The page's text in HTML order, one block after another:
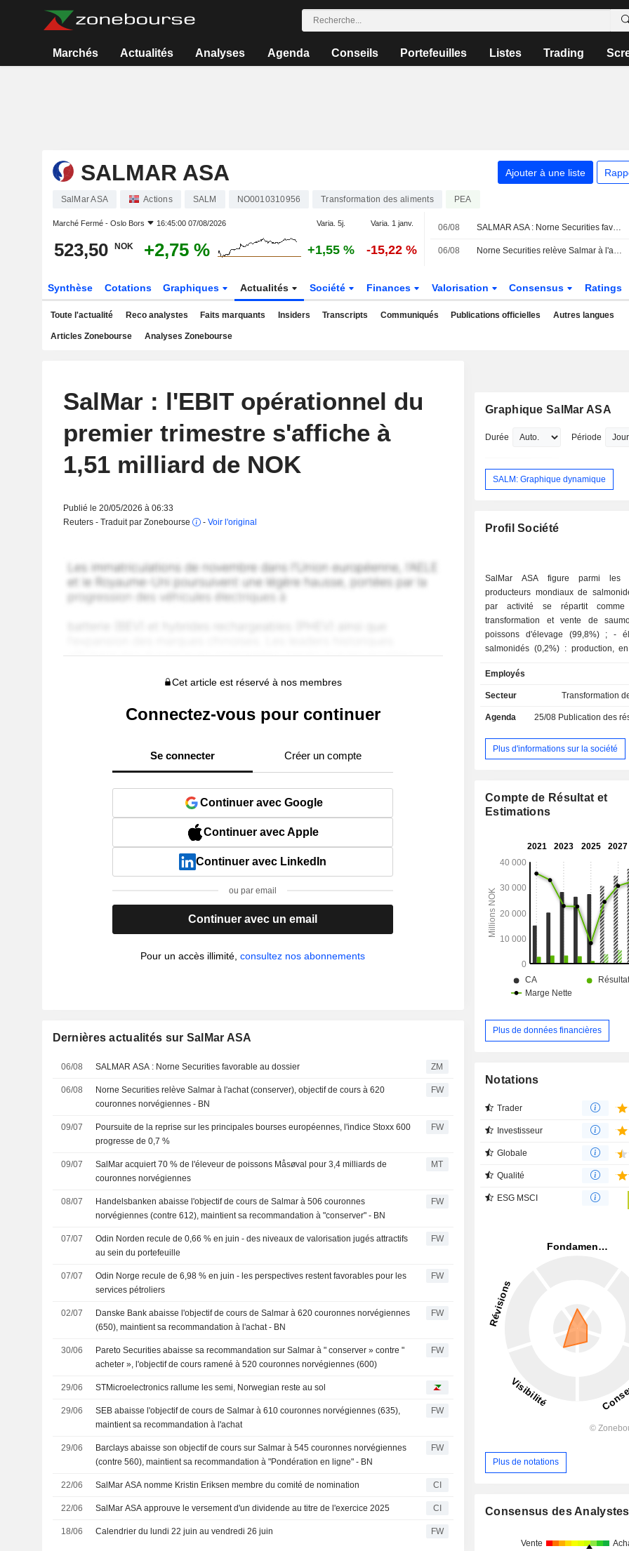
Marchés Actualités Analyses Agenda Conseils Portefeuilles Listes Trading
SALMAR ASA Ajouter à une liste
SalMar ASA Actions SALM NO0010310956 Transformation des aliments PEA
Marché Fermé - Oslo Bors 16:45:00 07/08/2026 Varia. 5j. Varia. 1 janv.
523,50 NOK +2,75 % +1,55 % -15,22 %
06/08 SALMAR ASA : Norne Securities favorable au dossier
06/08 Norne Securities relève Salmar à l'achat (conserver), objectif de cours à 620 couronnes norvégiennes - BN
Synthèse Cotations Graphiques Actualités Société Finances Valorisation Consensus Ratings
Toute l'actualité Reco analystes Faits marquants Insiders Transcripts Communiqués Publications officielles Autres langues
Articles Zonebourse Analyses Zonebourse
SalMar : l'EBIT opérationnel du
premier trimestre s'affiche à
1,51 milliard de NOK
Publié le 20/05/2026 à 06:33
Reuters - Traduit par Zonebourse
- Voir l'original
Cet article est réservé à nos membres
Connectez-vous pour continuer
Se connecter Créer un compte
Continuer avec Google
Continuer avec Apple
Continuer avec LinkedIn
ou par email
Continuer avec un email
Pour un accès illimité,consultez nos abonnements
Dernières actualités sur SalMar ASA
06/08 SALMAR ASA : Norne Securities favorable au dossier ZM
06/08
Norne Securities relève Salmar à l'achat (conserver), objectif de cours à 620
couronnes norvégiennes - BN
FW
09/07
Poursuite de la reprise sur les principales bourses européennes, l'indice Stoxx 600
progresse de 0,7 %
FW
09/07
SalMar acquiert 70 % de l'éleveur de poissons Måsøval pour 3,4 milliards de
couronnes norvégiennes
MT
08/07
Handelsbanken abaisse l'objectif de cours de Salmar à 506 couronnes
norvégiennes (contre 612), maintient sa recommandation à "conserver" - BN
FW
07/07
Odin Norden recule de 0,66 % en juin - des niveaux de valorisation jugés attractifs
au sein du portefeuille
FW
07/07
Odin Norge recule de 6,98 % en juin - les perspectives restent favorables pour les
services pétroliers
FW
02/07
Danske Bank abaisse l'objectif de cours de Salmar à 620 couronnes norvégiennes
(650), maintient sa recommandation à l'achat - BN
FW
30/06
Pareto Securities abaisse sa recommandation sur Salmar à " conserver » contre "
acheter », l'objectif de cours ramené à 520 couronnes norvégiennes (600)
FW
29/06 STMicroelectronics rallume les semi, Norwegian reste au sol
29/06
SEB abaisse l'objectif de cours de Salmar à 610 couronnes norvégiennes (635),
maintient sa recommandation à l'achat
FW
29/06
Barclays abaisse son objectif de cours sur Salmar à 545 couronnes norvégiennes
(contre 560), maintient sa recommandation à "Pondération en ligne" - BN
FW
22/06 SalMar ASA nomme Kristin Eriksen membre du comité de nomination CI
22/06 SalMar ASA approuve le versement d'un dividende au titre de l'exercice 2025 CI
18/06 Calendrier du lundi 22 juin au vendredi 26 juin FW
Graphique SalMar ASA
Durée Période
SALM: Graphique dynamique
Profil Société
SalMar ASA figure parmi les
producteurs mondiaux de
par activité se répartit
transformation et vente de
poissons d'élevage (99,8%) ; - élevage de
salmonidés (0,2%) : production,
détient 52,5% de la société Icelandic
(Islande) et 50% de Norskott
est la suivante : Norvège
(18,6%) et autres (0,9%).
Employés
Secteur Transformation
Agenda 25/08 Publication des résultats
Plus d'informations sur la société
Compte de Résultat et
Estimations
Plus de données financières
Notations
Trader
Investisseur
Globale
Qualité
ESG MSCI
Plus de notations
Consensus des Analystes
Vente